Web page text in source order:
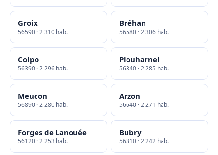
Groix
56590 · 2 310 hab.
Bréhan
56580 · 2 306 hab.
Colpo
56390 · 2 296 hab.
Plouharnel
56340 · 2 285 hab.
Meucon
56890 · 2 280 hab.
Arzon
56640 · 2 271 hab.
Forges de Lanouée
56120 · 2 253 hab.
Bubry
56310 · 2 242 hab.